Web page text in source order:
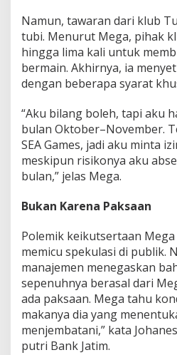
i
H
a
r
a
p
p
e
u
l
a
i
r
a
k
h
r
Namun, tawaran dari klub
tubi. Menurut Mega, pihak
hingga lima kali untuk
bermain. Akhirnya, ia
dengan beberapa syarat
“Aku bilang boleh, tapi aku
bulan Oktober–November.
SEA Games, jadi aku minta
meskipun risikonya aku
bulan,” jelas Mega.
Bukan Karena Paksaan
Polemik keikutsertaan
memicu spekulasi di publik.
manajemen menegaskan
sepenuhnya berasal dari
ada paksaan. Mega tahu
makanya dia yang
menjembatani,” kata
putri Bank Jatim.